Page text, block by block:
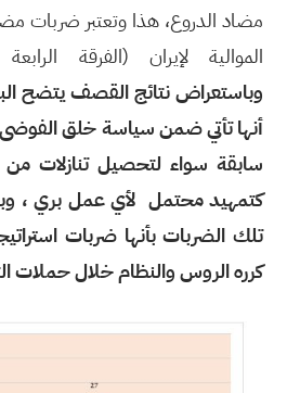
مضاد الدروع، هذا وتعتبر ضربات
الموالية لإيران (الفرقة
وباستعراض نتائج القصف يتضح
أنها تأتي ضمن سياسة خلق
سابقة سواء لتحصيل تنازلات من
كتمهيد محتمل لأي عمل بري ،
تلك الضربات بأنها ضربات
كرره الروس والنظام خلال حملات